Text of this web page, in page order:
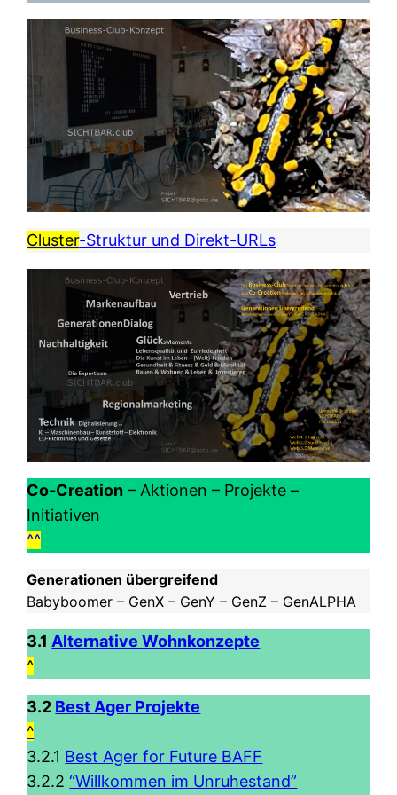
Cluster-Struktur und Direkt-URLs
Co-Creation – Aktionen – Projekte –
Initiativen
^^
Generationen übergreifend
Babyboomer – GenX – GenY – GenZ – GenALPHA
3.1 Alternative Wohnkonzepte
^
3.2 Best Ager Projekte
^
3.2.1 Best Ager for Future BAFF
3.2.2“Willkommen im Unruhestand”